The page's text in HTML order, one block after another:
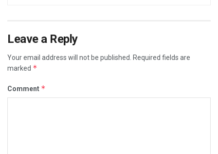
Leave a Reply
Your email address will not be published.
Required fields are
marked *
Comment *